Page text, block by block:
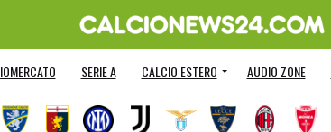
SERIE A CALCIO ESTERO AUDIO ZONE